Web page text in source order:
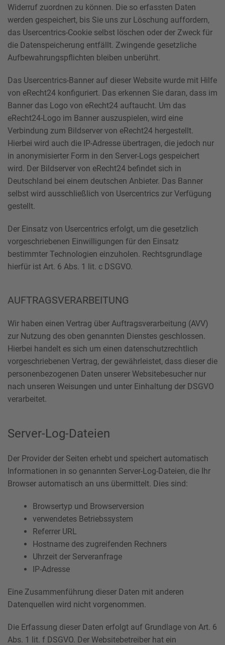
Widerruf zuordnen zu können. Die so erfassten Daten
werden gespeichert, bis Sie uns zur Löschung auffordern,
das Usercentrics-Cookie selbst löschen oder der Zweck für
die Datenspeicherung entfällt. Zwingende gesetzliche
Aufbewahrungspflichten bleiben unberührt.
Das Usercentrics-Banner auf dieser Website wurde mit Hilfe
von eRecht24 konfiguriert. Das erkennen Sie daran, dass im
Banner das Logo von eRecht24 auftaucht. Um das
eRecht24-Logo im Banner auszuspielen, wird eine
Verbindung zum Bildserver von eRecht24 hergestellt.
Hierbei wird auch die IP-Adresse übertragen, die jedoch nur
in anonymisierter Form in den Server-Logs gespeichert
wird. Der Bildserver von eRecht24 befindet sich in
Deutschland bei einem deutschen Anbieter. Das Banner
selbst wird ausschließlich von Usercentrics zur Verfügung
gestellt.
Der Einsatz von Usercentrics erfolgt, um die gesetzlich
vorgeschriebenen Einwilligungen für den Einsatz
bestimmter Technologien einzuholen. Rechtsgrundlage
hierfür ist Art. 6 Abs. 1 lit. c DSGVO.
AUFTRAGSVERARBEITUNG
Wir haben einen Vertrag über Auftragsverarbeitung (AVV)
zur Nutzung des oben genannten Dienstes geschlossen.
Hierbei handelt es sich um einen datenschutzrechtlich
vorgeschriebenen Vertrag, der gewährleistet, dass dieser die
personenbezogenen Daten unserer Websitebesucher nur
nach unseren Weisungen und unter Einhaltung der DSGVO
verarbeitet.
Server-Log-Dateien
Der Provider der Seiten erhebt und speichert automatisch
Informationen in so genannten Server-Log-Dateien, die Ihr
Browser automatisch an uns übermittelt. Dies sind:
Browsertyp und Browserversion
verwendetes Betriebssystem
Referrer URL
Hostname des zugreifenden Rechners
Uhrzeit der Serveranfrage
IP-Adresse
Eine Zusammenführung dieser Daten mit anderen
Datenquellen wird nicht vorgenommen.
Die Erfassung dieser Daten erfolgt auf Grundlage von Art. 6
Abs. 1 lit. f DSGVO. Der Websitebetreiber hat ein